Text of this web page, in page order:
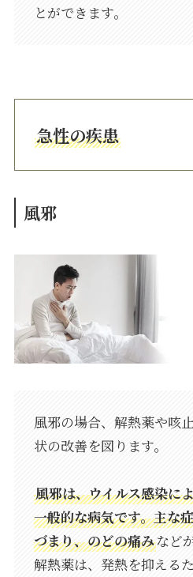
とができます。
急性の疾患
風邪
風邪の場合、解熱薬や咳
状の改善を図ります。
風邪は、ウイルス感染に
一般的な病気です。主な
づまり、のどの痛みなど
解熱薬は、発熱を抑える